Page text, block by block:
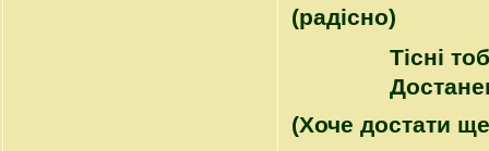
(радісно)
Тісні
(Хоче достати